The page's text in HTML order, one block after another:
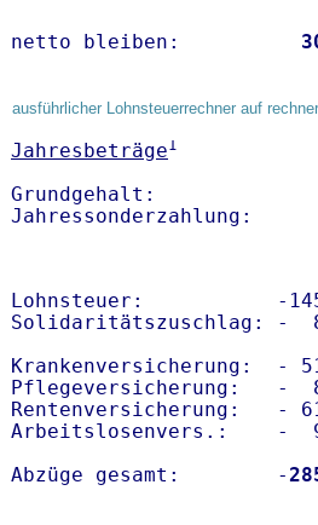
netto bleiben:
ausführlicher Lohnsteuerrechner auf
Jahresbeträge1
Grundgehalt:
Lohnsteuer:           -
Solidaritätszuschlag: -
Krankenversicherung:  -
Pflegeversicherung:   -
Rentenversicherung:   -
Arbeitslosenvers.:    -
Abzüge gesamt:        -